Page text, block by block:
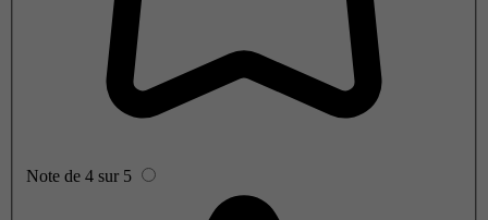
Note de 4 sur 5